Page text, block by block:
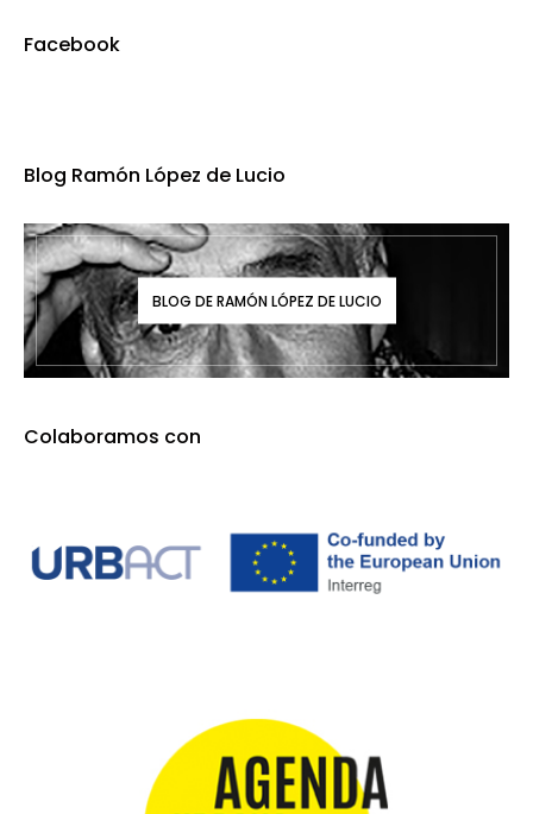
Facebook
Blog Ramón López de Lucio
BLOG DE RAMÓN LÓPEZ DE LUCIO
Colaboramos con